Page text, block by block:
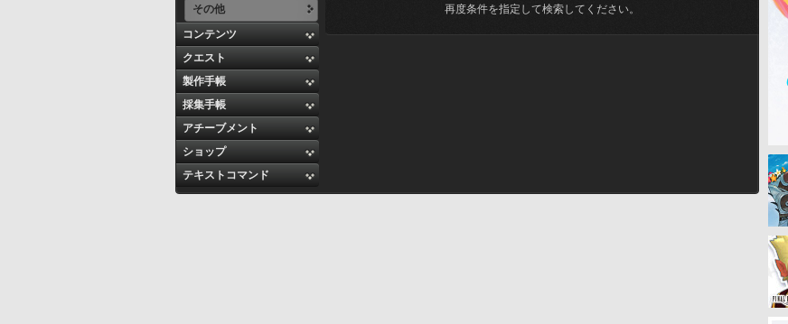
その他
コンテンツ
クエスト
製作手帳
採集手帳
アチーブメント
ショップ
テキストコマンド
再度条件を指定して検索してください。